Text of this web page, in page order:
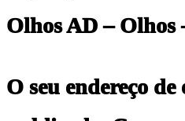
Olhos AD – Olhos
O seu endereço